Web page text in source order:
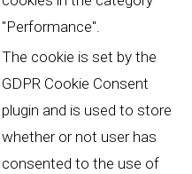
"Performance".
The cookie is set by the
GDPR Cookie Consent
plugin and is used to store
whether or not user has
consented to the use of